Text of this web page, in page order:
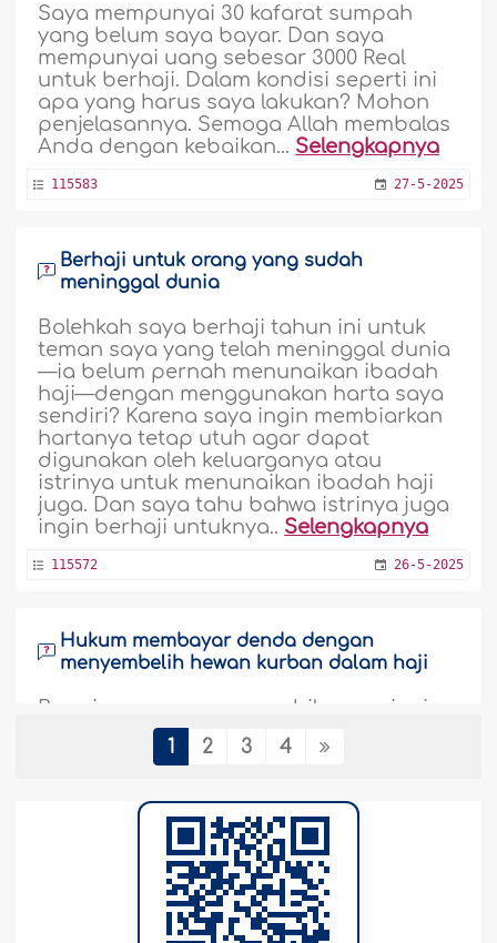
Saya mempunyai 30 kafarat sumpah
yang belum saya bayar. Dan saya
mempunyai uang sebesar 3000 Real
untuk berhaji. Dalam kondisi seperti ini
apa yang harus saya lakukan? Mohon
penjelasannya. Semoga Allah membalas
Anda dengan kebaikan... Selengkapnya
115583 27-5-2025
Berhaji untuk orang yang sudah
meninggal dunia
Bolehkah saya berhaji tahun ini untuk
teman saya yang telah meninggal dunia
—ia belum pernah menunaikan ibadah
haji—dengan menggunakan harta saya
sendiri? Karena saya ingin membiarkan
hartanya tetap utuh agar dapat
digunakan oleh keluarganya atau
istrinya untuk menunaikan ibadah haji
juga. Dan saya tahu bahwa istrinya juga
ingin berhaji untuknya.. Selengkapnya
115572 26-5-2025
Hukum membayar denda dengan
menyembelih hewan kurban dalam haji
Bagaimana caranya apabila saya ingin
membayar denda dengan menyembelih
hewan kurban dalam haji untuk diri saya
Prosesi haji tamattu` dan hukum
menyembelih kurban bagi yang
menjalankannya
1 2 3 4